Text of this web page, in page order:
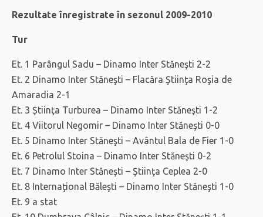
Rezultate înregistrate în sezonul 2009-2010
Tur
Et. 1 Parângul Sadu – Dinamo Inter Stăneşti 2-2
Et. 2 Dinamo Inter Stăneşti – Flacăra Ştiinţa Roşia de
Amaradia 2-1
Et. 3 Ştiinţa Turburea – Dinamo Inter Stăneşti 1-2
Et. 4 Viitorul Negomir – Dinamo Inter Stăneşti 0-0
Et. 5 Dinamo Inter Stăneşti – Avântul Bala de Fier 1-0
Et. 6 Petrolul Stoina – Dinamo Inter Stăneşti 0-2
Et. 7 Dinamo Inter Stăneşti – Ştiinţa Ceplea 2-0
Et. 8 Internaţional Băleşti – Dinamo Inter Stăneşti 1-0
Et. 9 a stat